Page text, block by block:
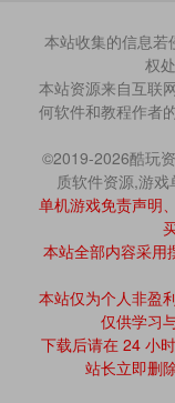
本站收集的信息若
权
本站资源来自互联
何软件和教程作者
©2019-2026酷玩
质软件资源,游
单机游戏免责声明
本站全部内容采用
本站仅为个人非盈
仅供学习
下载后请在 24 小
站长立即删